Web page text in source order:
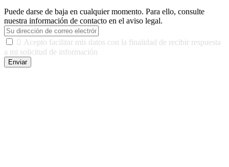
Puede darse de baja en cualquier momento. Para ello, consulte
nuestra información de contacto en el aviso legal.
 Acepto facilitar mis datos con la finalidad de recibir respuesta
a mi solicitud de información
Enviar